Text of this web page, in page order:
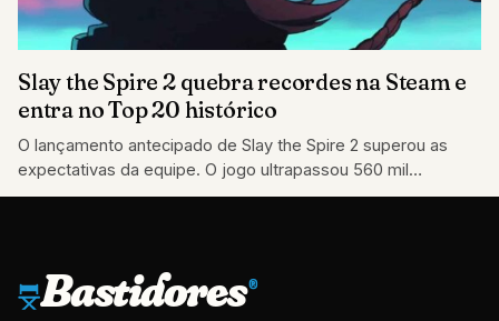
Slay the Spire 2 quebra recordes na Steam e
entra no Top 20 histórico
O lançamento antecipado de Slay the Spire 2 superou as
expectativas da equipe. O jogo ultrapassou 560 mil
jogadores simultâneos
Bastidores®